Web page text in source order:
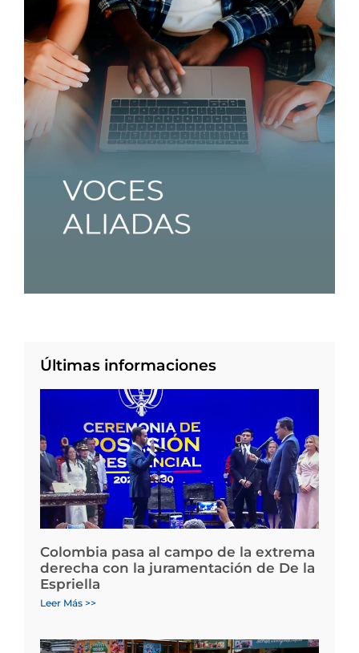
Últimas informaciones
Colombia pasa al campo de la extrema
derecha con la juramentación de De la
Espriella
Leer Más >>